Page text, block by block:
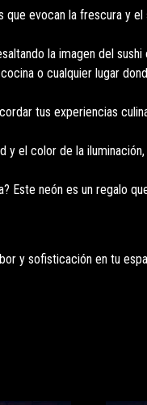
que evocan la frescura y
la imagen del
o cualquier lugar
tus experiencias
y el color de la
Este neón es un regalo
y sofisticación en tu